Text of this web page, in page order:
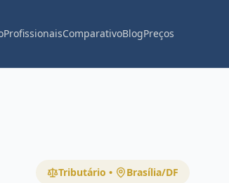
ProfissionaisComparativoBlogPreços
Tributário • Brasília/DF